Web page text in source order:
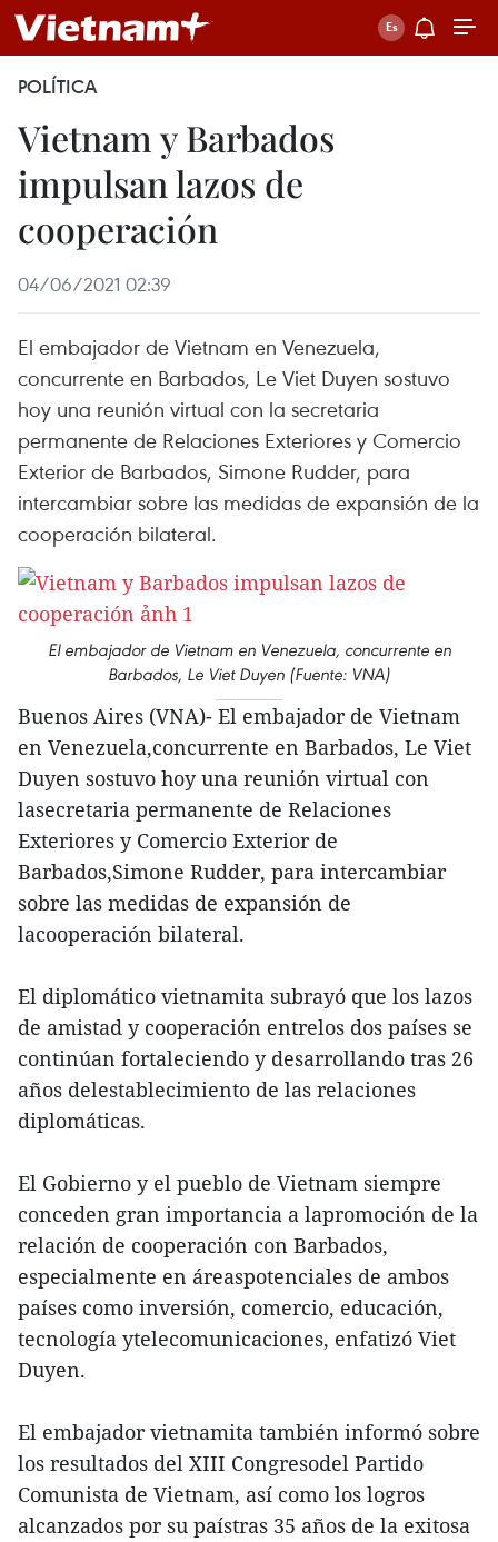
POLÍTICA
Vietnam y Barbados
impulsan lazos de
cooperación
04/06/2021 02:39
El embajador de Vietnam en Venezuela,
concurrente en Barbados, Le Viet Duyen sostuvo
hoy una reunión virtual con la secretaria
permanente de Relaciones Exteriores y Comercio
Exterior de Barbados, Simone Rudder, para
intercambiar sobre las medidas de expansión de la
cooperación bilateral.
El embajador de Vietnam en Venezuela, concurrente en
Barbados, Le Viet Duyen (Fuente: VNA)
Buenos Aires (VNA)- El embajador de Vietnam
en Venezuela,concurrente en Barbados, Le Viet
Duyen sostuvo hoy una reunión virtual con
lasecretaria permanente de Relaciones
Exteriores y Comercio Exterior de
Barbados,Simone Rudder, para intercambiar
sobre las medidas de expansión de
lacooperación bilateral.
El diplomático vietnamita subrayó que los lazos
de amistad y cooperación entrelos dos países se
continúan fortaleciendo y desarrollando tras 26
años delestablecimiento de las relaciones
diplomáticas.
El Gobierno y el pueblo de Vietnam siempre
conceden gran importancia a lapromoción de la
relación de cooperación con Barbados,
especialmente en áreaspotenciales de ambos
países como inversión, comercio, educación,
tecnología ytelecomunicaciones, enfatizó Viet
Duyen.
El embajador vietnamita también informó sobre
los resultados del XIII Congresodel Partido
Comunista de Vietnam, así como los logros
alcanzados por su paístras 35 años de la exitosa